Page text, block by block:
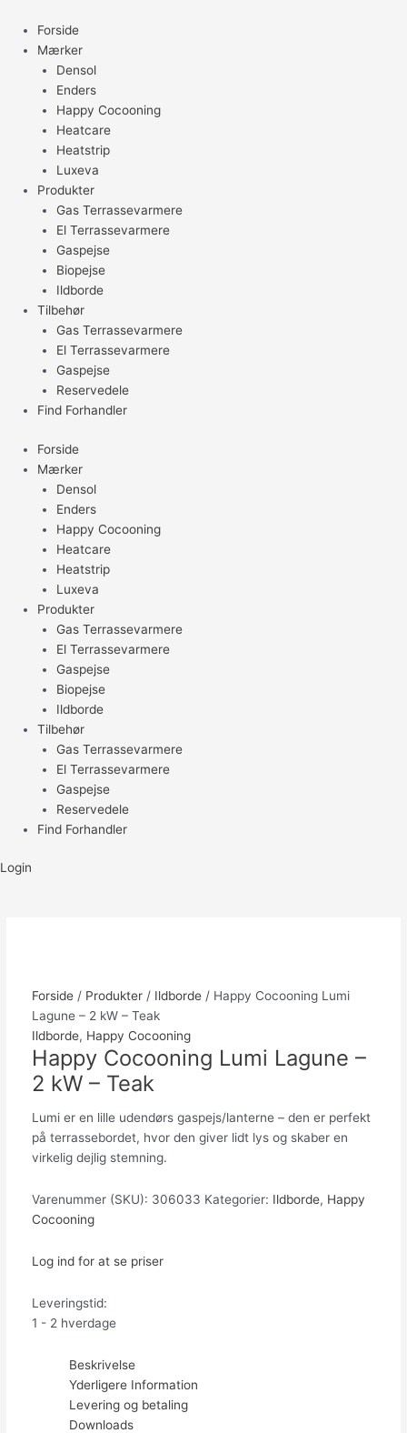
indholdet
Forside
Mærker
Densol
Enders
Happy Cocooning
Heatcare
Heatstrip
Luxeva
Produkter
Gas Terrassevarmere
El Terrassevarmere
Gaspejse
Biopejse
Ildborde
Tilbehør
Gas Terrassevarmere
El Terrassevarmere
Gaspejse
Reservedele
Find Forhandler
Forside
Mærker
Densol
Enders
Happy Cocooning
Heatcare
Heatstrip
Luxeva
Produkter
Gas Terrassevarmere
El Terrassevarmere
Gaspejse
Biopejse
Ildborde
Tilbehør
Gas Terrassevarmere
El Terrassevarmere
Gaspejse
Reservedele
Find Forhandler
Login
Forside/ Produkter/ Ildborde/ Happy Cocooning Lumi
Lagune – 2 kW – Teak
Ildborde, Happy Cocooning
Happy Cocooning Lumi Lagune –
2 kW – Teak
Lumi er en lille udendørs gaspejs/lanterne – den er perfekt
på terrassebordet, hvor den giver lidt lys og skaber en
virkelig dejlig stemning.
Varenummer (SKU): 306033 Kategorier: Ildborde, Happy
Cocooning
Log ind for at se priser
Leveringstid:
1 - 2 hverdage
Beskrivelse
Yderligere Information
Levering og betaling
Downloads